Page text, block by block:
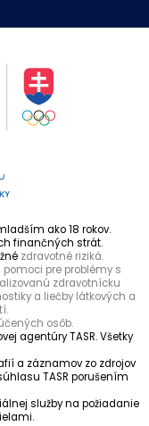
ako 18 rokov.
finančných strát.
zdravotné riziká.
pomoci pre problémy s
zdravotnícku
a liečby látkových a
osôb.
agentúry TASR. Všetky
a záznamov zo zdrojov
TASR porušením
služby na požiadanie